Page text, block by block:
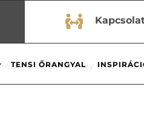

TENSI ŐRANGYAL
a keresést vagy használja